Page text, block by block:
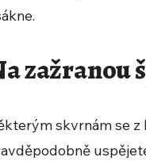
zažranou
skvrnám se z